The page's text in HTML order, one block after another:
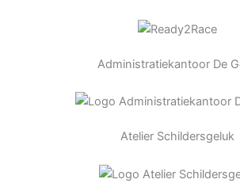
Administratiekantoor De
Atelier Schildersgeluk